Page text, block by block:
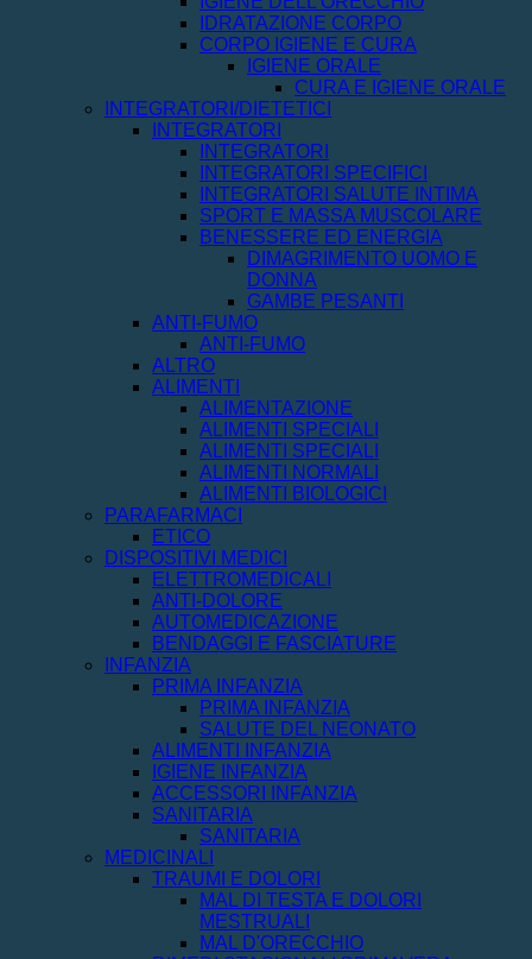
IDRATAZIONE CORPO
CORPO IGIENE E CURA
IGIENE ORALE
CURA E IGIENE ORALE
INTEGRATORI/DIETETICI
INTEGRATORI
INTEGRATORI
INTEGRATORI SPECIFICI
INTEGRATORI SALUTE INTIMA
SPORT E MASSA MUSCOLARE
BENESSERE ED ENERGIA
DIMAGRIMENTO UOMO E
DONNA
GAMBE PESANTI
ANTI-FUMO
ANTI-FUMO
ALTRO
ALIMENTI
ALIMENTAZIONE
ALIMENTI SPECIALI
ALIMENTI SPECIALI
ALIMENTI NORMALI
ALIMENTI BIOLOGICI
PARAFARMACI
ETICO
DISPOSITIVI MEDICI
ELETTROMEDICALI
ANTI-DOLORE
AUTOMEDICAZIONE
BENDAGGI E FASCIATURE
INFANZIA
PRIMA INFANZIA
PRIMA INFANZIA
SALUTE DEL NEONATO
ALIMENTI INFANZIA
IGIENE INFANZIA
ACCESSORI INFANZIA
SANITARIA
SANITARIA
MEDICINALI
TRAUMI E DOLORI
MAL DI TESTA E DOLORI
MESTRUALI
MAL D'ORECCHIO